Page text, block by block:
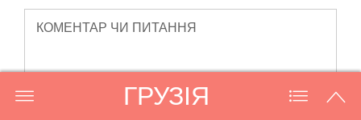
ГРУЗІЯ
КОМЕНТАР ЧИ ПИТАННЯ